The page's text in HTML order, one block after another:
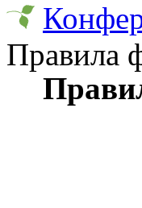
Правила